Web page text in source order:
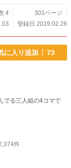
4
301ページ
登録日 2019.02.26
に入り追加 73
でる三人組の4コマで
件